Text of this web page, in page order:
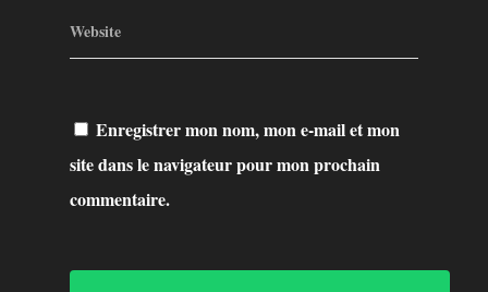
Website
Enregistrer mon nom, mon e-mail et mon
site dans le navigateur pour mon prochain
commentaire.